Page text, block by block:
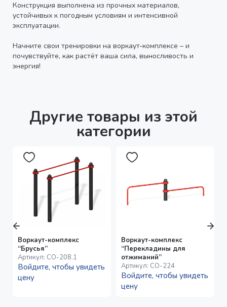
Конструкция выполнена из прочных материалов,
устойчивых к погодным условиям и интенсивной
эксплуатации.
Начните свои тренировки на воркаут‑комплексе – и
почувствуйте, как растёт ваша сила, выносливость и
энергия!
Другие товары из этой
категории
Воркаут-комплекс
“Брусья”
Артикул: СО-208.1
Войдите, чтобы увидеть
цену
Воркаут-комплекс
“Перекладины для
отжиманий”
Артикул: СО-224
Войдите, чтобы увидеть
цену